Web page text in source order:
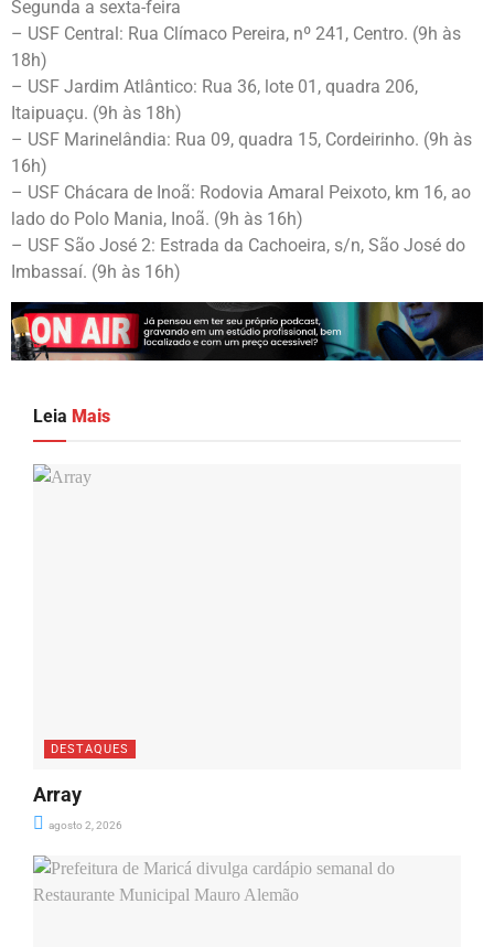
Segunda a sexta-feira
– USF Central: Rua Clímaco Pereira, nº 241, Centro. (9h às
18h)
– USF Jardim Atlântico: Rua 36, lote 01, quadra 206,
Itaipuaçu. (9h às 18h)
– USF Marinelândia: Rua 09, quadra 15, Cordeirinho. (9h às
16h)
– USF Chácara de Inoã: Rodovia Amaral Peixoto, km 16, ao
lado do Polo Mania, Inoã. (9h às 16h)
– USF São José 2: Estrada da Cachoeira, s/n, São José do
Imbassaí. (9h às 16h)
Leia Mais
DESTAQUES
Array
agosto 2, 2026